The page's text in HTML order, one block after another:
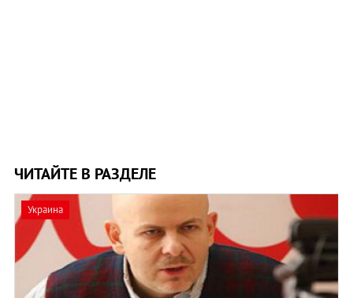
ЧИТАЙТЕ В РАЗДЕЛЕ
Украина